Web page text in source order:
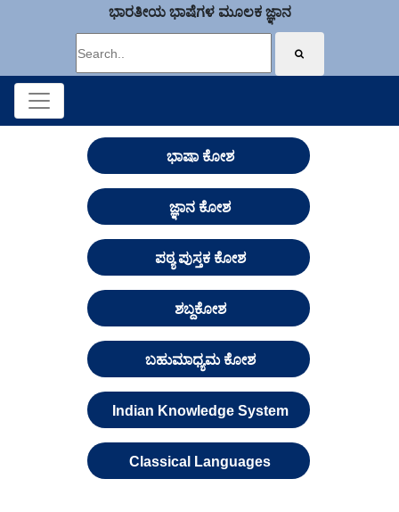
ಭಾರತೀಯ ಭಾಷೆಗಳ ಮೂಲಕ ಜ್ಞಾನ
ಭಾಷಾ ಕೋಶ
ಜ್ಞಾನ ಕೋಶ
ಪಠ್ಯ ಪುಸ್ತಕ ಕೋಶ
ಶಬ್ದಕೋಶ
ಬಹುಮಾಧ್ಯಮ ಕೋಶ
Indian Knowledge System
Classical Languages